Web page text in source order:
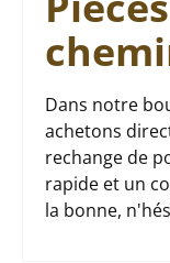
Dans notre
achetons
rechange de
rapide et un
la bonne,